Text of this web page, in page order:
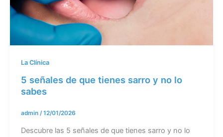
La Clínica
5 señales de que tienes sarro y no lo
sabes
admin /12/01/2026
Descubre las 5 señales de que tienes sarro y no lo